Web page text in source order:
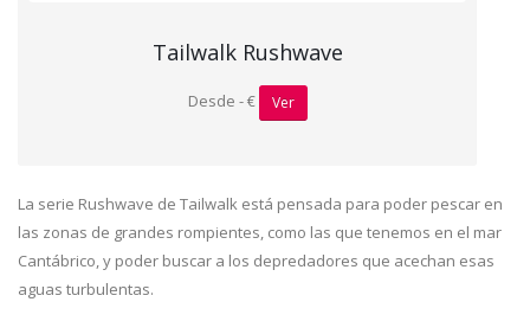
Tailwalk Rushwave
Desde - € Ver
La serie Rushwave de Tailwalk está pensada para poder pescar en
las zonas de grandes rompientes, como las que tenemos en el mar
Cantábrico, y poder buscar a los depredadores que acechan esas
aguas turbulentas.